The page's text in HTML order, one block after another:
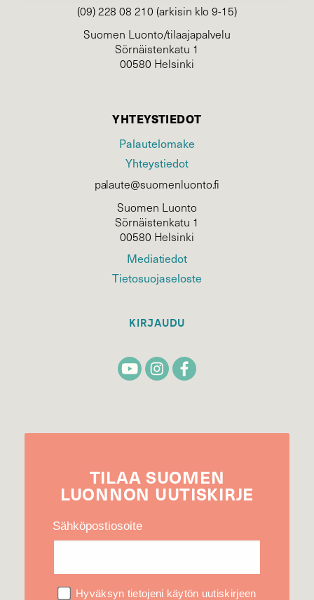
(09) 228 08 210 (arkisin klo 9-15)
Suomen Luonto/tilaajapalvelu
Sörnäistenkatu 1
00580 Helsinki
YHTEYSTIEDOT
Palautelomake
Yhteystiedot
palaute@suomenluonto.fi
Suomen Luonto
Sörnäistenkatu 1
00580 Helsinki
Mediatiedot
Tietosuojaseloste
KIRJAUDU
TILAA SUOMEN
LUONNON UUTIS­KIRJE
Sähköpostiosoite
Hyväksyn tietojeni käytön uutiskirjeen